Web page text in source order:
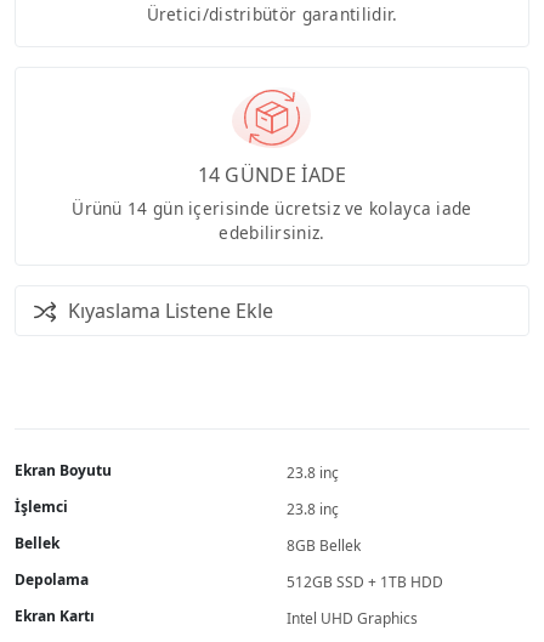
Üretici/distribütör garantilidir.
14 GÜNDE İADE
Ürünü 14 gün içerisinde ücretsiz ve kolayca iade
edebilirsiniz.
Kıyaslama Listene Ekle
Ekran Boyutu
23.8 inç
İşlemci
23.8 inç
Bellek
8GB Bellek
Depolama
512GB SSD + 1TB HDD
Ekran Kartı
Intel UHD Graphics